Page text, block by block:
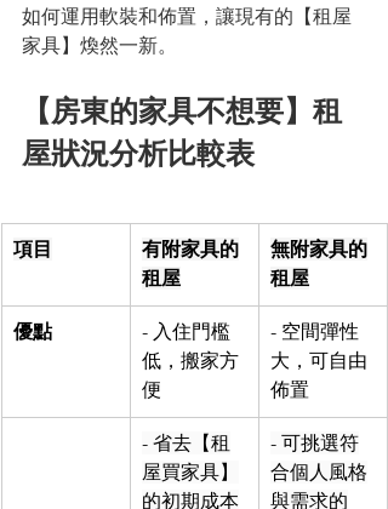
如何運用軟裝和佈置，讓現有的【租屋
家具】煥然一新。
【房東的家具不想要】租
屋狀況分析比較表
項目
有附家具的
租屋
無附家具的
租屋
優點
- 入住門檻
低，搬家方
便
- 空間彈性
大，可自由
佈置
- 省去【租
屋買家具】
的初期成本
- 可挑選符
合個人風格
與需求的